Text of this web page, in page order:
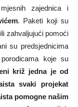
zajednica i
. Paketi koji su
zahvaljujući pomoći
su predsjednicima
koje su
križ jedna je od
svaki projekat
pomogne našim